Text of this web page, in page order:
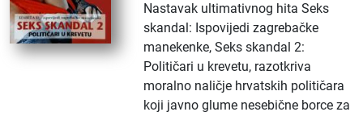
Nastavak ultimativnog hita Seks
skandal: Ispovijedi zagrebačke
manekenke, Seks skandal 2:
Političari u krevetu, razotkriva
moralno naličje hrvatskih političara
koji javno glume nesebične borce za